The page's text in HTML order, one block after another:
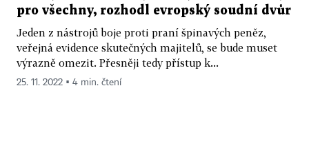
pro všechny, rozhodl evropský soudní dvůr
Jeden z nástrojů boje proti praní špinavých peněz,
veřejná evidence skutečných majitelů, se bude muset
výrazně omezit. Přesněji tedy přístup k...
25. 11. 2022 ▪ 4 min. čtení